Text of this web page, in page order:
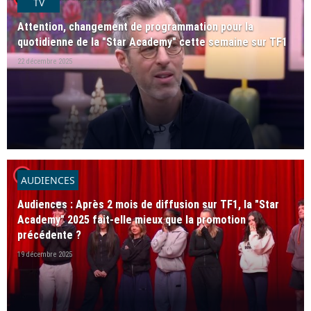
TV
Attention, changement de programmation pour la
quotidienne de la "Star Academy" cette semaine sur TF1
22 décembre 2025
player2
AUDIENCES
Audiences : Après 2 mois de diffusion sur TF1, la "Star
Academy" 2025 fait-elle mieux que la promotion
précédente ?
19 décembre 2025